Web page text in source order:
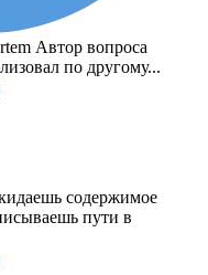
Автор вопроса
по другому...
содержимое
пути в